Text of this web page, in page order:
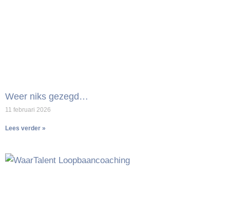
Weer niks gezegd…
11 februari 2026
Lees verder »